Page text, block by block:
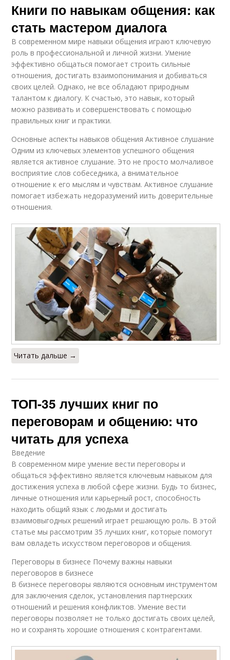
Книги по навыкам общения: как
стать мастером диалога
В современном мире навыки общения играют ключевую
роль в профессиональной и личной жизни. Умение
эффективно общаться помогает строить сильные
отношения, достигать взаимопонимания и добиваться
своих целей. Однако, не все обладают природным
талантом к диалогу. К счастью, это навык, который
можно развивать и совершенствовать с помощью
правильных книг и практики.
Основные аспекты навыков общения Активное слушание
Одним из ключевых элементов успешного общения
является активное слушание. Это не просто молчаливое
восприятие слов собеседника, а внимательное
отношение к его мыслям и чувствам. Активное слушание
помогает избежать недоразумений иить доверительные
отношения.
Читать дальше →
ТОП-35 лучших книг по
переговорам и общению: что
читать для успеха
Введение
В современном мире умение вести переговоры и
общаться эффективно является ключевым навыком для
достижения успеха в любой сфере жизни. Будь то бизнес,
личные отношения или карьерный рост, способность
находить общий язык с людьми и достигать
взаимовыгодных решений играет решающую роль. В этой
статье мы рассмотрим 35 лучших книг, которые помогут
вам овладеть искусством переговоров и общения.
Переговоры в бизнесе Почему важны навыки
переговоров в бизнесе
В бизнесе переговоры являются основным инструментом
для заключения сделок, установления партнерских
отношений и решения конфликтов. Умение вести
переговоры позволяет не только достигать своих целей,
но и сохранять хорошие отношения с контрагентами.